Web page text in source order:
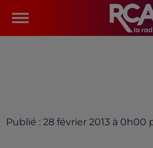
Publié : 28 février 2013 à 0h00